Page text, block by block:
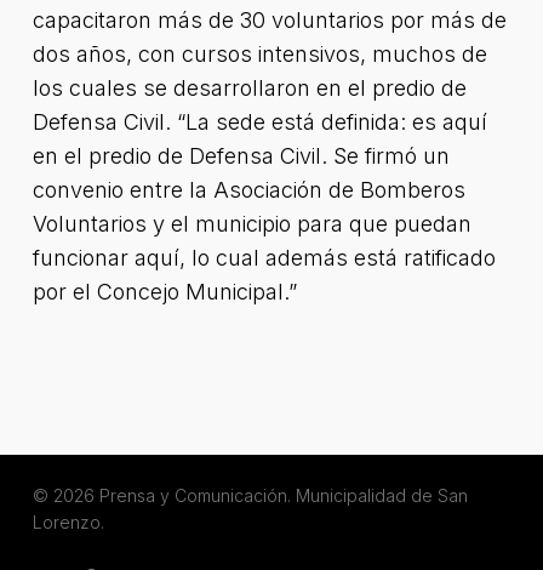
capacitaron más de 30 voluntarios por más de
dos años, con cursos intensivos, muchos de
los cuales se desarrollaron en el predio de
Defensa Civil. “La sede está definida: es aquí
en el predio de Defensa Civil. Se firmó un
convenio entre la Asociación de Bomberos
Voluntarios y el municipio para que puedan
funcionar aquí, lo cual además está ratificado
por el Concejo Municipal.”
© 2026 Prensa y Comunicación. Municipalidad de San
Lorenzo.